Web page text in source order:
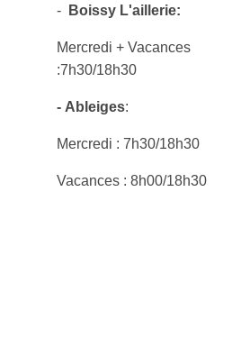
- Boissy L'aillerie:
Mercredi + Vacances
:7h30/18h30
- Ableiges:
Mercredi : 7h30/18h30
Vacances : 8h00/18h30